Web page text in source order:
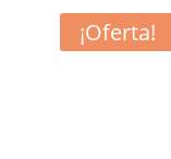
¡Oferta!